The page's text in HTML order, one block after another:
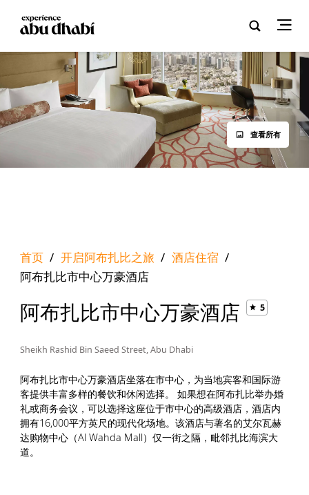
查看所有
首页 / 开启阿布扎比之旅 / 酒店住宿 /
阿布扎比市中心万豪酒店
阿布扎比市中心万豪酒店 5
Sheikh Rashid Bin Saeed Street, Abu Dhabi
阿布扎比市中心万豪酒店坐落在市中心，为当地宾客和国际游
客提供丰富多样的餐饮和休闲选择。 如果想在阿布扎比举办婚
礼或商务会议，可以选择这座位于市中心的高级酒店，酒店内
拥有16,000平方英尺的现代化场地。该酒店与著名的艾尔瓦赫
达购物中心（Al Wahda Mall）仅一街之隔，毗邻扎比海滨大
道。